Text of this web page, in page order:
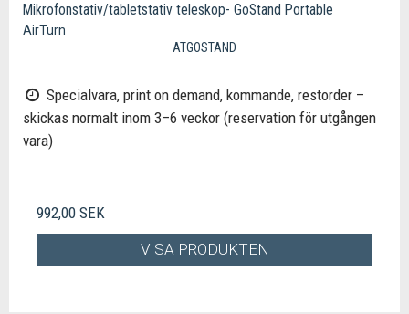
Mikrofonstativ/tabletstativ teleskop- GoStand Portable
AirTurn
ATGOSTAND
Specialvara, print on demand, kommande, restorder –
skickas normalt inom 3–6 veckor (reservation för utgången
vara)
992,00 SEK
VISA PRODUKTEN